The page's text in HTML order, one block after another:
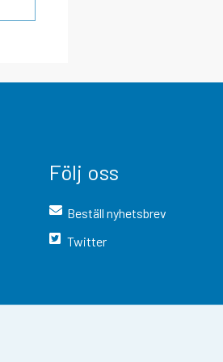
Följ oss
Beställ nyhetsbrev
Twitter